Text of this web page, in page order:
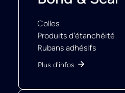
Colles
Produits d'étanchéité
Rubans adhésifs
Plus d'infos